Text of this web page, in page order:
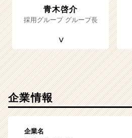
青木啓介
採用グループ グループ長
企業情報
企業名